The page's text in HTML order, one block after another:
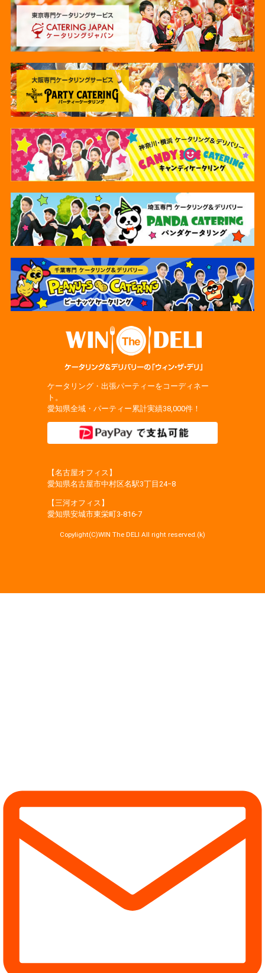
ケータリング・出張パーティーをコーディネー
ト。
愛知県全域・パーティー累計実績38,000件！
【名古屋オフィス】
愛知県名古屋市中村区名駅3丁目24−8
【三河オフィス】
愛知県安城市東栄町3‐816‐7
Copylight(C)WIN The DELI All right reserved.(k)